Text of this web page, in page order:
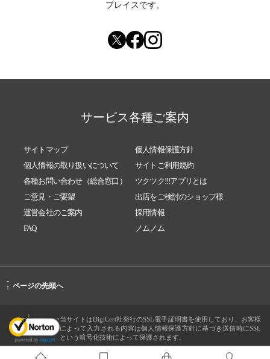
プレイスです。
サービス各種ご案内
サイトマップ
個人情報保護方針
個人情報の取り扱いについて
サイトご利用規約
各種お問い合わせ（総合窓口）
ツクツク!!!アプリとは
ご意見・ご要望
出店をご検討のショップ様
運営会社のご案内
採用情報
FAQ
ノムノム
-
↑ ページの先頭へ
当サイトはDigiCert社発行のSSL電子証明書を使用しており、お客様
によって入力される内容は個人情報保護方針に基づき送信時にSSL
という暗号化技術によって保護されます。